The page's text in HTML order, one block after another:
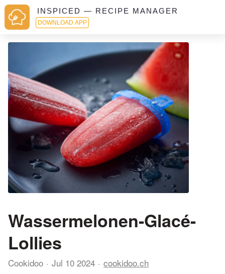
INSPICED — RECIPE MANAGER
DOWNLOAD APP
Wassermelonen-Glacé-
Lollies
Cookidoo Jul 10 2024 cookidoo.ch